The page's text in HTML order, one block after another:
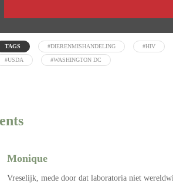
TAGS #DIERENMISHANDELING #HIV
#USDA #WASHINGTON DC
Monique
Vreselijk, mede door dat laboratoria niet